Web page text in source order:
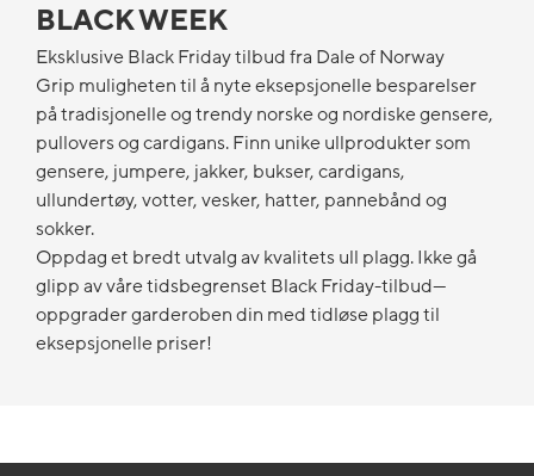
BLACK WEEK
Eksklusive Black Friday tilbud fra Dale of Norway
Grip muligheten til å nyte eksepsjonelle besparelser
på tradisjonelle og trendy norske og nordiske gensere,
pullovers og cardigans. Finn unike ullprodukter som
gensere, jumpere, jakker, bukser, cardigans,
ullundertøy, votter, vesker, hatter, pannebånd og
sokker.
Oppdag et bredt utvalg av kvalitets ull plagg. Ikke gå
glipp av våre tidsbegrenset Black Friday-tilbud—
oppgrader garderoben din med tidløse plagg til
eksepsjonelle priser!